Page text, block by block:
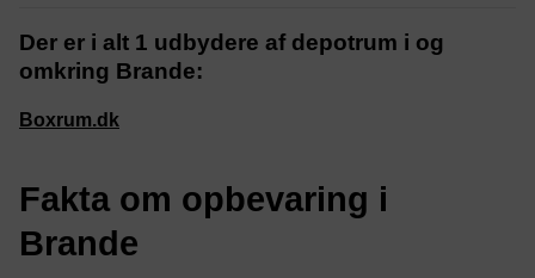
Der er i alt 1 udbydere af depotrum i og
omkring Brande:
Boxrum.dk
Fakta om opbevaring i
Brande